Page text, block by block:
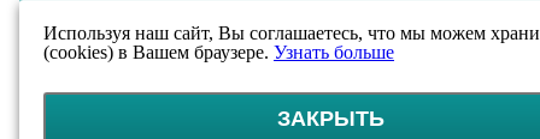
Используя наш сайт, Вы соглашаетесь, что мы можем
(cookies) в Вашем браузере. Узнать больше
ЗАКРЫТЬ